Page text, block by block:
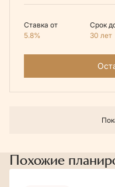
Ставка от
5.8%
Срок
30 лет
Похожие